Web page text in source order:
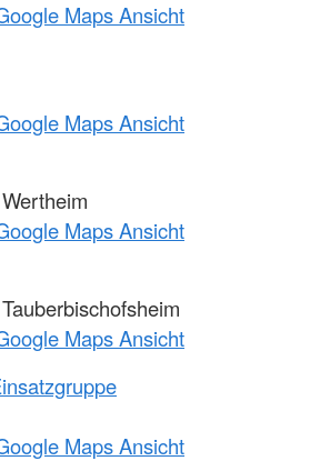
Maps Ansicht
Maps Ansicht
Maps Ansicht
Maps Ansicht
Maps Ansicht